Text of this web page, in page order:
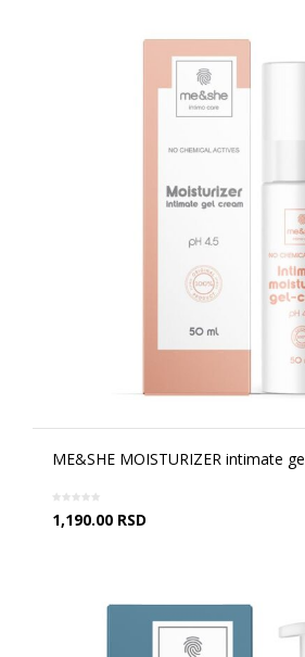
ME&SHE MOISTURIZER intimate
1,190.00 RSD